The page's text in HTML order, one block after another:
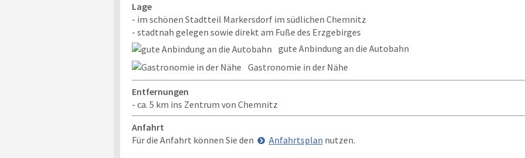
Lage
- im schönen Stadtteil Markersdorf im südlichen Chemnitz
- stadtnah gelegen sowie direkt am Fuße des Erzgebirges
gute Anbindung an die Autobahn
Gastronomie in der Nähe
Entfernungen
- ca. 5 km ins Zentrum von Chemnitz
Anfahrt
Für die Anfahrt können Sie den
Anfahrtsplan nutzen.